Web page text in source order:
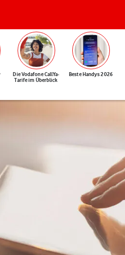
Die Vodafone CallYa-
Tarife im Überblick
Beste Handys 2026